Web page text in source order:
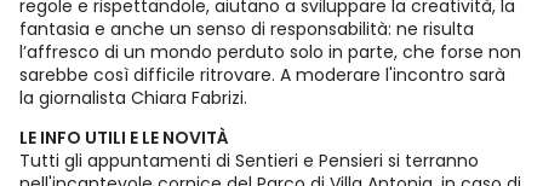
regole e rispettandole, aiutano a sviluppare la creatività, la
fantasia e anche un senso di responsabilità: ne risulta
l’affresco di un mondo perduto solo in parte, che forse non
sarebbe così difficile ritrovare. A moderare l'incontro sarà
la giornalista Chiara Fabrizi.
LE INFO UTILI E LE NOVITÀ
Tutti gli appuntamenti di Sentieri e Pensieri si terranno